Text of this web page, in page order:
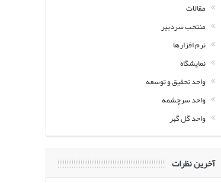
مقالات
منتخب سردبیر
نرم افزارها
نمایشگاه
واحد تحقیق و توسعه
واحد سرچشمه
واحد گل گهر
آخرین نظرات